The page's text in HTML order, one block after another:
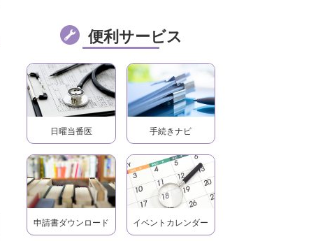
便利サービス
日曜当番医 手続きナビ
申請書ダウンロード イベントカレンダー